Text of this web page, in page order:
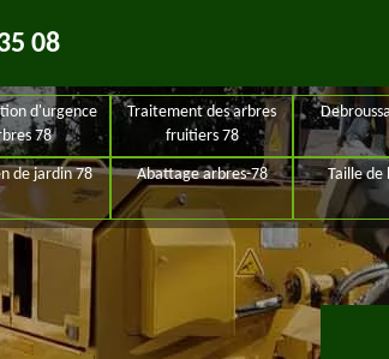
08
d'urgence
78
Traitement des arbres
fruitiers 78
de jardin 78 Abattage arbres-78 Taille de